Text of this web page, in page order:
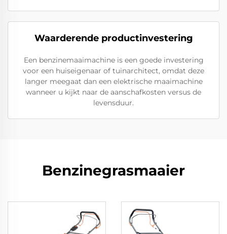
Waarderende productinvestering
Een benzinemaaimachine is een goede investering
voor een huiseigenaar of tuinarchitect, omdat deze
langer meegaat dan een elektrische maaimachine
wanneer u kijkt naar de aanschafkosten versus de
levensduur.
Benzinegrasmaaier